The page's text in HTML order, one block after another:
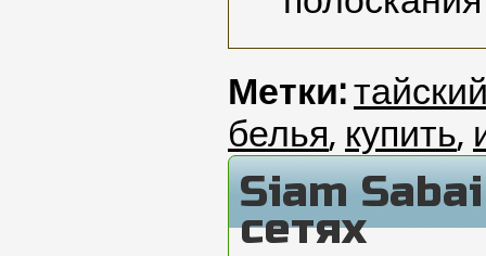
Метки:
белья, купить,
Siam
сетях